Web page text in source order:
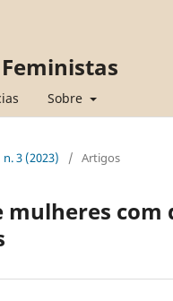
Sobre
n. 3 (2023) / Artigos
com